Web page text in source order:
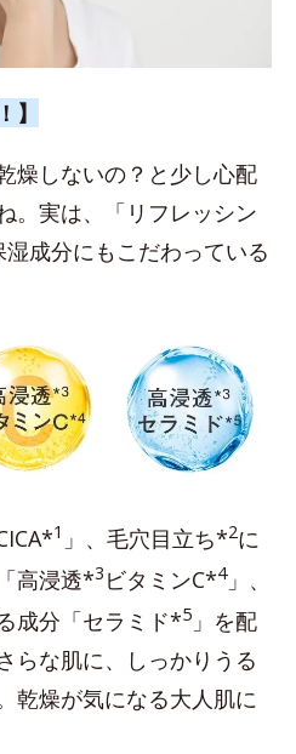
】
燥しないの？と少し心配
。実は、「リフレッシン
成分にもこだわっている
1 」、毛穴目立ち*2に
高浸透*3 ビタミンC*4」、
成分「セラミド*5 」を配
らな肌に、しっかりうる
乾燥が気になる大人肌に